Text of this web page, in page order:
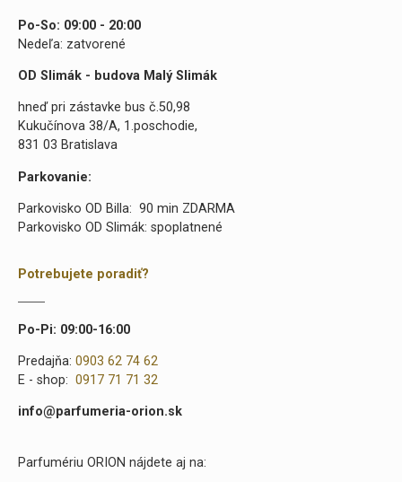
Po-So: 09:00 - 20:00
Nedeľa: zatvorené
OD Slimák - budova Malý Slimák
hneď pri zástavke bus č.50,98
Kukučínova 38/A, 1.poschodie,
831 03 Bratislava
Parkovanie:
Parkovisko OD Billa: 90 min ZDARMA
Parkovisko OD Slimák: spoplatnené
Potrebujete poradiť?
Po-Pi: 09:00-16:00
Predajňa: 0903 62 74 62
E - shop: 0917 71 71 32
info@parfumeria-orion.sk
Parfumériu ORION nájdete aj na: